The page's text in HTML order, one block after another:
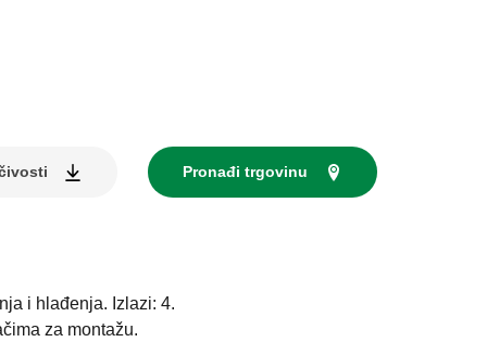
Pronađi trgovinu
i hlađenja. Izlazi: 4.
za montažu.